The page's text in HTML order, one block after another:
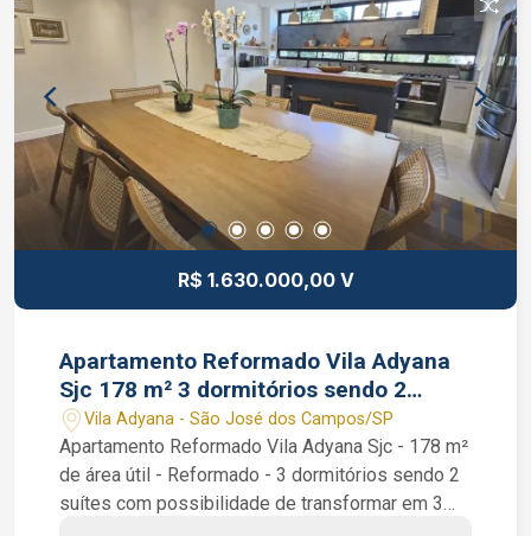
R$ 1.630.000,00 V
Apartamento Reformado Vila Adyana
Sjc 178 m² 3 dormitórios sendo 2
suítes 2 vagas
Vila Adyana - São José dos Campos/SP
Apartamento Reformado Vila Adyana Sjc - 178 m²
de área útil - Reformado - 3 dormitórios sendo 2
suítes com possibilidade de transformar em 3